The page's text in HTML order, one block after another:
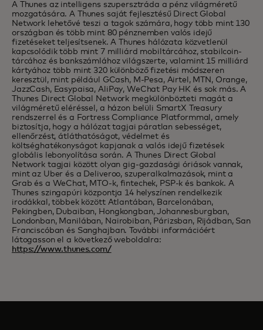
A Thunes az intelligens szupersztráda a pénz világméretű
mozgatására. A Thunes saját fejlesztésű Direct Global
Network lehetővé teszi a tagok számára, hogy több mint 130
országban és több mint 80 pénznemben valós idejű
fizetéseket teljesítsenek. A Thunes hálózata közvetlenül
kapcsolódik több mint 7 milliárd mobiltárcához, stabilcoin-
tárcához és bankszámlához világszerte, valamint 15 milliárd
kártyához több mint 320 különböző fizetési módszeren
keresztül, mint például GCash, M-Pesa, Airtel, MTN, Orange,
JazzCash, Easypaisa, AliPay, WeChat Pay HK és sok más. A
Thunes Direct Global Network megkülönbözteti magát a
világméretű eléréssel, a házon belüli SmartX Treasury
rendszerrel és a Fortress Compliance Platformmal, amely
biztosítja, hogy a hálózat tagjai páratlan sebességet,
ellenőrzést, átláthatóságot, védelmet és
költséghatékonyságot kapjanak a valós idejű fizetések
globális lebonyolítása során. A Thunes Direct Global
Network tagjai között olyan gig-gazdasági óriások vannak,
mint az Uber és a Deliveroo, szuperalkalmazások, mint a
Grab és a WeChat, MTO-k, fintechek, PSP-k és bankok. A
Thunes szingapúri központja 14 helyszínen rendelkezik
irodákkal, többek között Atlantában, Barcelonában,
Pekingben, Dubaiban, Hongkongban, Johannesburgban,
Londonban, Manilában, Nairobiban, Párizsban, Rijádban, San
Franciscóban és Sanghajban. További információért
látogasson el a következő weboldalra:
https://www.thunes.com/